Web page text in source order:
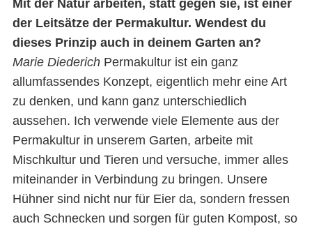
Mit der Natur arbeiten, statt gegen sie, ist einer
der Leitsätze der Permakultur. Wendest du
dieses Prinzip auch in deinem Garten an?
Marie Diederich Permakultur ist ein ganz
allumfassendes Konzept, eigentlich mehr eine Art
zu denken, und kann ganz unterschiedlich
aussehen. Ich verwende viele Elemente aus der
Permakultur in unserem Garten, arbeite mit
Mischkultur und Tieren und versuche, immer alles
miteinander in Verbindung zu bringen. Unsere
Hühner sind nicht nur für Eier da, sondern fressen
auch Schnecken und sorgen für guten Kompost, so